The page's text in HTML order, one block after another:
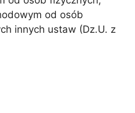
od osób
innych ustaw (Dz.U. z